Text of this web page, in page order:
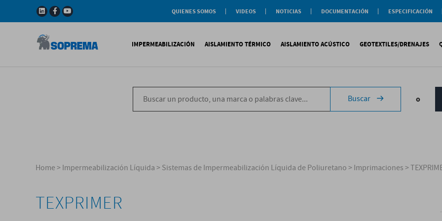
QUIENES SOMOS
VIDEOS
NOTICIAS
DOCUMENTACIÓN
Documentación General
ESPECIFICACIÓN
Certificaciones
IMPERMEABILIZACIÓN
Impermeabilización Bituminosa
Impermeabilización Sintética
Impermeabilización Líquida
AISLAMIENTO TÉRMICO
XPS
Texlosa
PIR
AISLAMIENTO ACÚSTICO
Tecsound®
Texfon
Texsilen
Auxiliares
GEOTEXTILES/DRENAJES
Geotextiles
Drenajes
Buscar o
Home>Impermeabilización Líquida>Sistemas de Impermeabilización Líquida de Poliuretano>Imprimaciones>
TEXPRIMER